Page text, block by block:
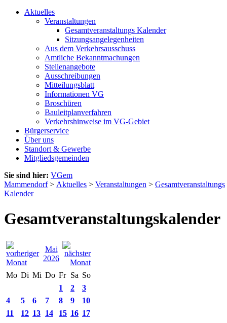
Aktuelles
Veranstaltungen
Gesamtveranstaltungs Kalender
Sitzungsangelegenheiten
Aus dem Verkehrsausschuss
Amtliche Bekanntmachungen
Stellenangebote
Ausschreibungen
Mitteilungsblatt
Informationen VG
Broschüren
Bauleitplanverfahren
Verkehrshinweise im VG-Gebiet
Bürgerservice
Über uns
Standort & Gewerbe
Mitgliedsgemeinden
Sie sind hier: VGem
Mammendorf> Aktuelles > Veranstaltungen > Gesamtveranstaltungs
Kalender
Gesamtveranstaltungskalender
Mai
2026
Mo Di Mi Do Fr Sa So
1
2
3
4
5 6 7 8 9
10
11
12 13 14 15 16 17